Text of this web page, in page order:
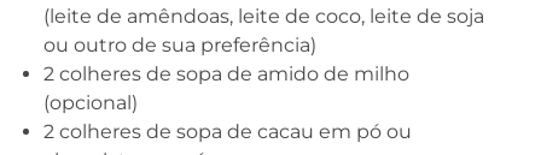
(leite de amêndoas, leite de coco, leite de soja
ou outro de sua preferência)
2 colheres de sopa de amido de milho
(opcional)
2 colheres de sopa de cacau em pó ou